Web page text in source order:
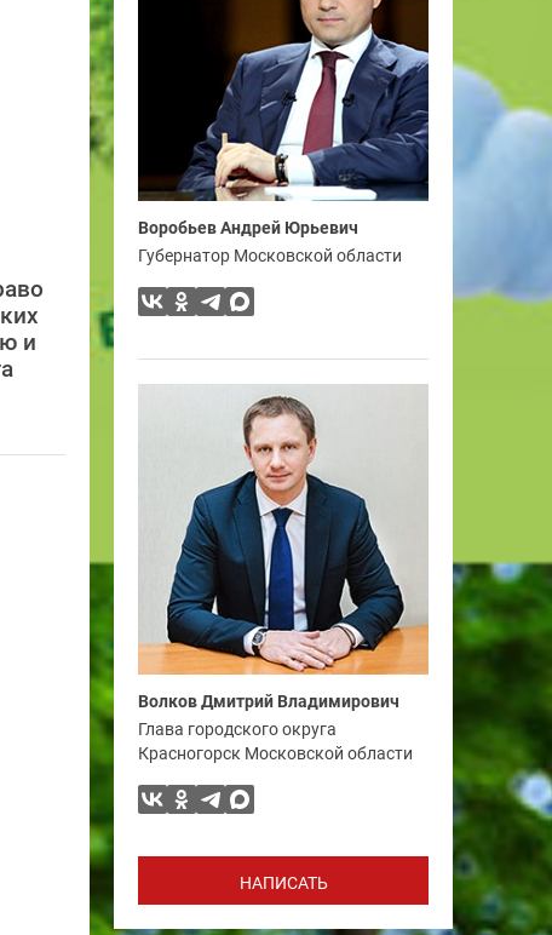
и
Воробьев Андрей Юрьевич
Губернатор Московской области
Волков Дмитрий Владимирович
Глава городского округа
Красногорск Московской области
НАПИСАТЬ